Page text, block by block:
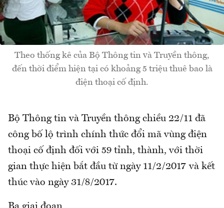
Theo thống kê của Bộ Thông tin và Truyền thông,
đến thời điểm hiện tại có khoảng 5 triệu thuê bao là
điện thoại cố định.
Bộ Thông tin và Truyền thông chiều 22/11 đã
công bố lộ trình chính thức đổi mã vùng điện
thoại cố định đối với 59 tỉnh, thành, với thời
gian thực hiện bắt đầu từ ngày 11/2/2017 và kết
thúc vào ngày 31/8/2017.